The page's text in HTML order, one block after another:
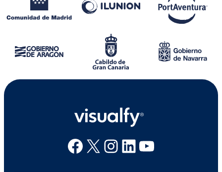
Facebook
X Instagram
Linkedin
Youtube